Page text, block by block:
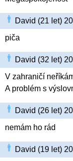
David (21 let)
piča
David (32 let)
V zahraničí
A problém s
David (26 let)
nemám ho rád
David (19 let)